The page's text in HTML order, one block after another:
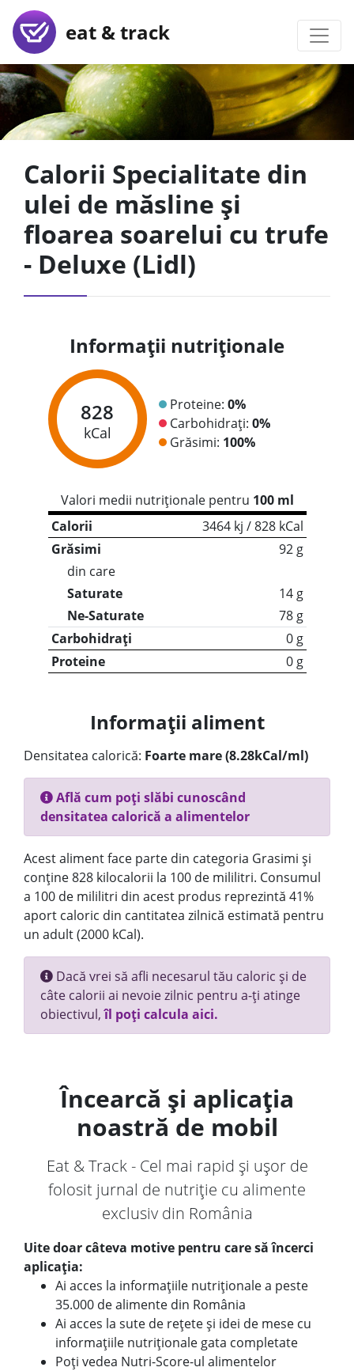
eat & track
Calorii Specialitate din
ulei de măsline și
floarea soarelui cu trufe
- Deluxe (Lidl)
Informații nutriționale
828
kCal
Proteine: 0%
Carbohidrați: 0%
Grăsimi: 100%
Valori medii nutriționale pentru 100 ml
Calorii
3464 kj / 828 kCal
Grăsimi
92 g
din care
Saturate
14 g
Ne-Saturate
78 g
Carbohidrați
0 g
Proteine
0 g
Informații aliment
Densitatea calorică: Foarte mare (8.28kCal/ml)
Află cum poți slăbi cunoscând
densitatea calorică a alimentelor
Acest aliment face parte din categoria Grasimi și
conține 828 kilocalorii la 100 de mililitri. Consumul
a 100 de mililitri din acest produs reprezintă 41%
aport caloric din cantitatea zilnică estimată pentru
un adult (2000 kCal).
Dacă vrei să afli necesarul tău caloric și de
câte calorii ai nevoie zilnic pentru a-ți atinge
obiectivul,îl poți calcula aici.
Încearcă și aplicația
noastră de mobil
Eat & Track - Cel mai rapid și ușor de
folosit jurnal de nutriție cu alimente
exclusiv din România
Uite doar câteva motive pentru care să încerci
aplicația:
Ai acces la informațiile nutriționale a peste
35.000 de alimente din România
Ai acces la sute de rețete și idei de mese cu
informațiile nutriționale gata completate
Poți vedea Nutri-Score-ul alimentelor